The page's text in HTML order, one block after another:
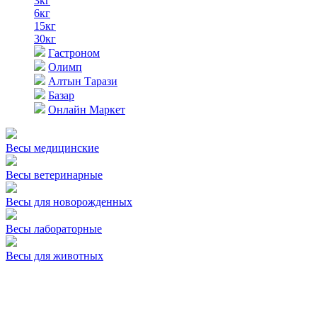
6кг
15кг
30кг
Гастроном
Олимп
Алтын Тарази
Базар
Онлайн Маркет
Весы медицинские
Весы ветеринарные
Весы для новорожденных
Весы лабораторные
Весы для животных